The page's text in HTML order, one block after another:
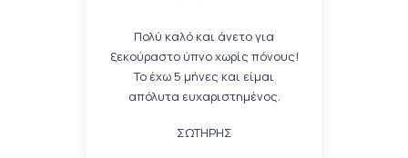
Πολύ καλό και άνετο για
ξεκούραστο ύπνο χωρίς πόνους!
Το έχω 5 μήνες και είμαι
απόλυτα ευχαριστημένος.
ΣΩΤΗΡΗΣ